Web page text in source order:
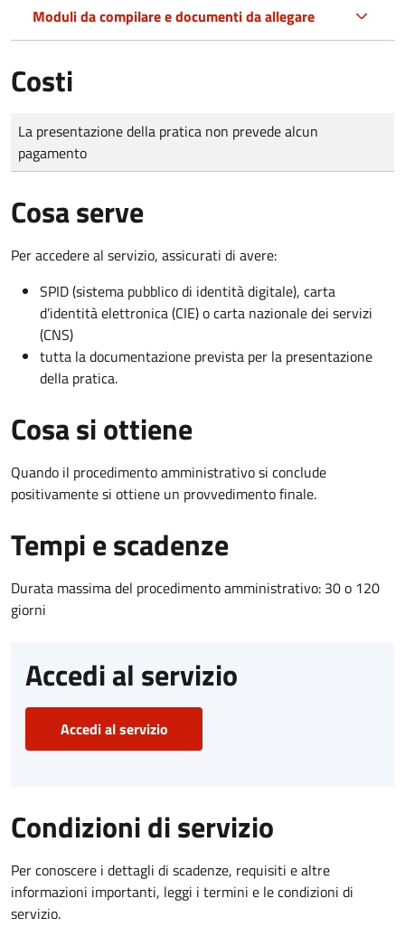
Moduli da compilare e documenti da allegare
Costi
Tipo di pagamento
Importo
La presentazione della pratica non prevede alcun
pagamento
Cosa serve
Per accedere al servizio, assicurati di avere:
SPID (sistema pubblico di identità digitale), carta
d’identità elettronica (CIE) o carta nazionale dei servizi
(CNS)
tutta la documentazione prevista per la presentazione
della pratica.
Cosa si ottiene
Quando il procedimento amministrativo si conclude
positivamente si ottiene un provvedimento finale.
Tempi e scadenze
Durata massima del procedimento amministrativo: 30 o 120
giorni
Accedi al servizio
Accedi al servizio
Condizioni di servizio
Per conoscere i dettagli di scadenze, requisiti e altre
informazioni importanti, leggi i termini e le condizioni di
servizio.